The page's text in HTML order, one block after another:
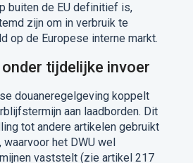
buiten de EU definitief is,
zijn om in verbruik te
op de Europese interne markt.
tijdelijke invoer
douaneregelgeving koppelt
aan laadborden. Dit
tot andere artikelen gebruikt
waarvoor het DWU wel
vaststelt (zie artikel 217